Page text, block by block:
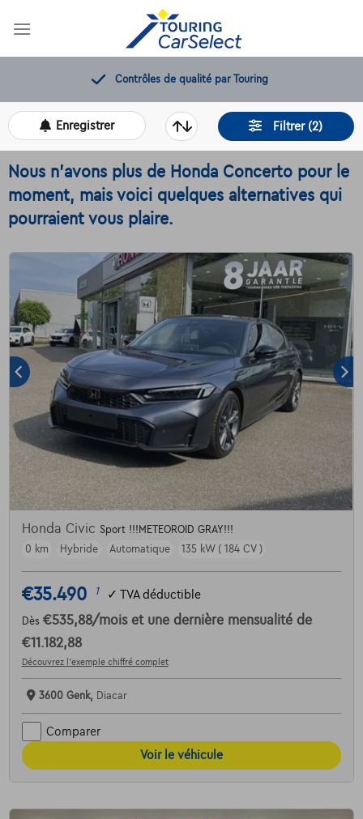
Contrôles de qualité par Touring
Filtrer (2)
Enregistrer
Nous n'avons plus de Honda Concerto pour le
moment, mais voici quelques alternatives qui
pourraient vous plaire.
Honda Civic Sport !!!METEOROID GRAY!!!
0 km
Hybride Automatique 135 kW ( 184 CV )
€35.490 1 ✓ TVA déductible
Dès €535,88/mois et une dernière mensualité de
€11.182,88
Découvrez l’exemple chiffré complet
3600 Genk, Diacar
Comparer
Voir le véhicule